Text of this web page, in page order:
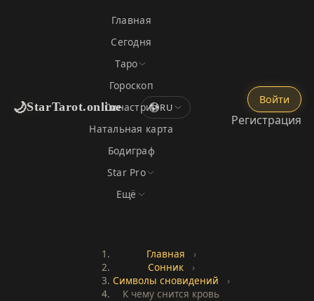
🌙StarTarot.online
Главная
Сегодня
Таро
Гороскоп
Синастрия
Натальная карта
Бодиграф
Star Pro
Ещё
RU
Войти
Регистрация
Главная
›
Сонник
›
Символы сновидений
›
К чему снится кровь